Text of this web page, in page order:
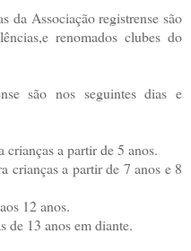
da Associação registrense são
renomados clubes do
são nos seguintes dias e
crianças a partir de 5 anos.
crianças a partir de 7 anos e 8
12 anos.
de 13 anos em diante.